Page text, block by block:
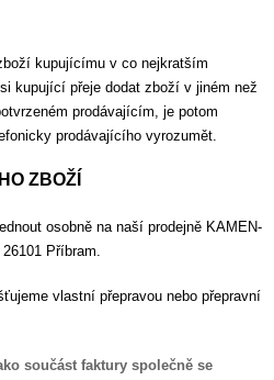
kupujícímu v co nejkratším
kupující přeje dodat zboží v jiném než
prodávajícím, je potom
prodávajícího vyrozumět.
ZBOŽÍ
osobně na naší prodejně KAMEN-
Příbram.
vlastní přepravou nebo přepravní
součást faktury společně se